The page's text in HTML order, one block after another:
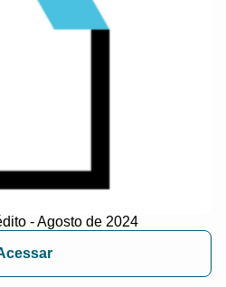
- Agosto de 2024